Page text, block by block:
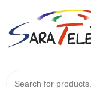
content